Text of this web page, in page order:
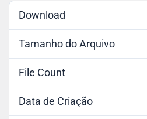
Download
Tamanho do Arquivo
File Count
Data de Criação